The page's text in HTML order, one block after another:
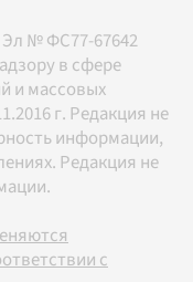
№ ФС77-67642
в сфере
и массовых
г. Редакция не
информации,
Редакция не
с